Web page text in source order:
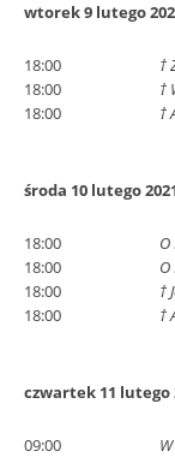
wtorek 9 lutego
18:00
†
18:00
†
18:00
†
środa 10 lutego
18:00
18:00
18:00
†
18:00
†
czwartek 11 lutego
09:00